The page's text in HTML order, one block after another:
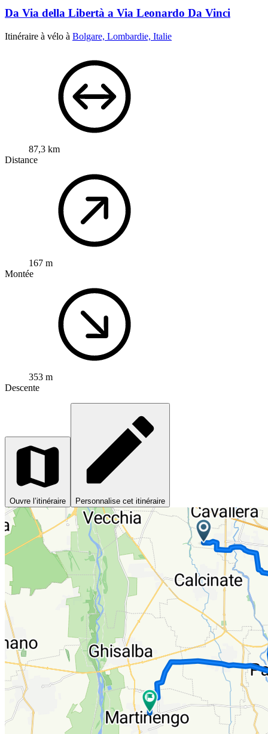
Da Via della Libertà a Via Leonardo Da Vinci
Itinéraire à vélo à Bolgare, Lombardie, Italie
87,3 km
Distance
167 m
Montée
353 m
Descente
Ouvre l’itinéraire Personnalise cet itinéraire